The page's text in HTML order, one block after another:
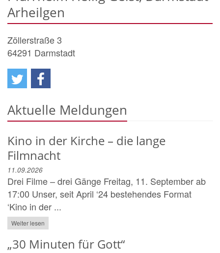
Arheilgen
Zöllerstraße 3
64291 Darmstadt
Aktuelle Meldungen
Kino in der Kirche – die lange
Filmnacht
11.09.2026
Drei Filme – drei Gänge Freitag, 11. September ab
17:00 Unser, seit April ‘24 bestehendes Format
‘Kino in der ...
Weiter lesen
„30 Minuten für Gott“